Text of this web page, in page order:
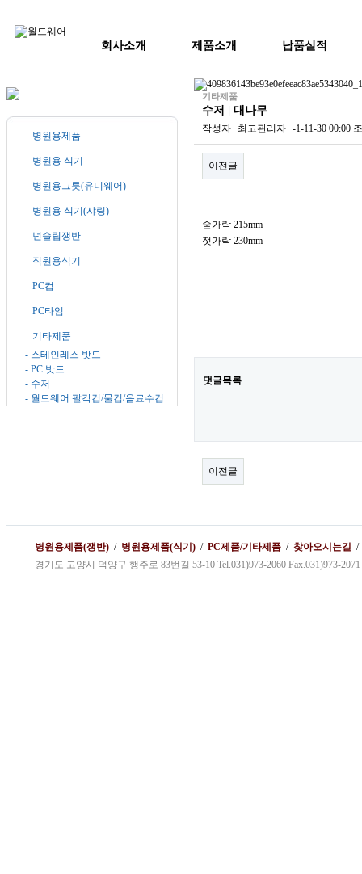
회사소개 제품소개 납품실적
병원용제품
병원용 식기
병원용그릇(유니웨어)
병원용 식기(샤링)
넌슬립쟁반
직원용식기
PC컵
PC타임
기타제품
- 스테인레스 밧드
- PC 밧드
- 수저
- 월드웨어 팔각컵/물컵/음료수컵
기타제품
수저 | 대나무
작성자 최고관리자 -1-11-30 00:00
이전글
숟가락 215mm
젓가락 230mm
댓글목록
이전글
병원용제품(쟁반) / 병원용제품(식기) / PC제품/기타제품 / 찾아오시는길
경기도 고양시 덕양구 행주로 83번길 53-10 Tel.031)973-2060 Fax.031)973-